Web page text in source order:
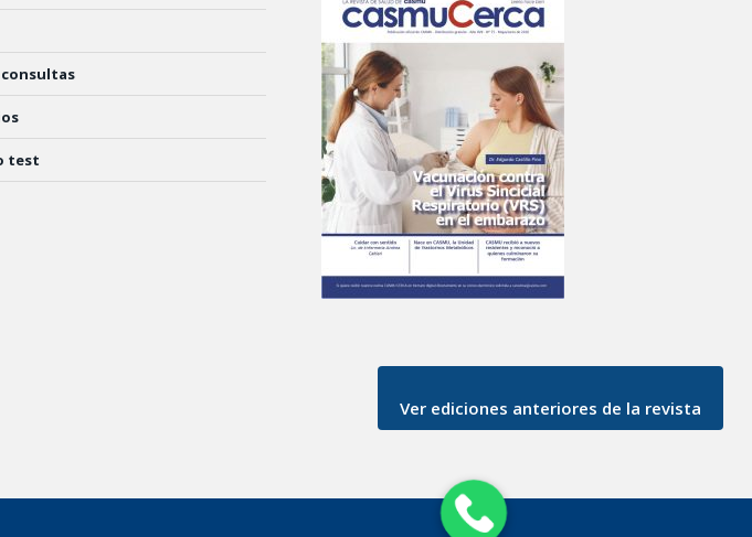
test
Ver ediciones anteriores de la revista